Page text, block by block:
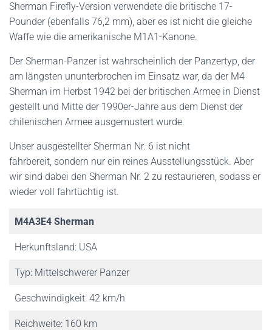
Sherman Firefly-Version verwendete die britische 17-
Pounder (ebenfalls 76,2 mm), aber es ist nicht die gleiche
Waffe wie die amerikanische M1A1-Kanone.
Der Sherman-Panzer ist wahrscheinlich der Panzertyp, der
am längsten ununterbrochen im Einsatz war, da der M4
Sherman im Herbst 1942 bei der britischen Armee in Dienst
gestellt und Mitte der 1990er-Jahre aus dem Dienst der
chilenischen Armee ausgemustert wurde.
Unser ausgestellter Sherman Nr. 6 ist nicht
fahrbereit, sondern nur ein reines Ausstellungsstück. Aber
wir sind dabei den Sherman Nr. 2 zu restaurieren, sodass er
wieder voll fahrtüchtig ist.
M4A3E4 Sherman
Herkunftsland: USA
Typ: Mittelschwerer Panzer
Geschwindigkeit: 42 km/h
Reichweite: 160 km